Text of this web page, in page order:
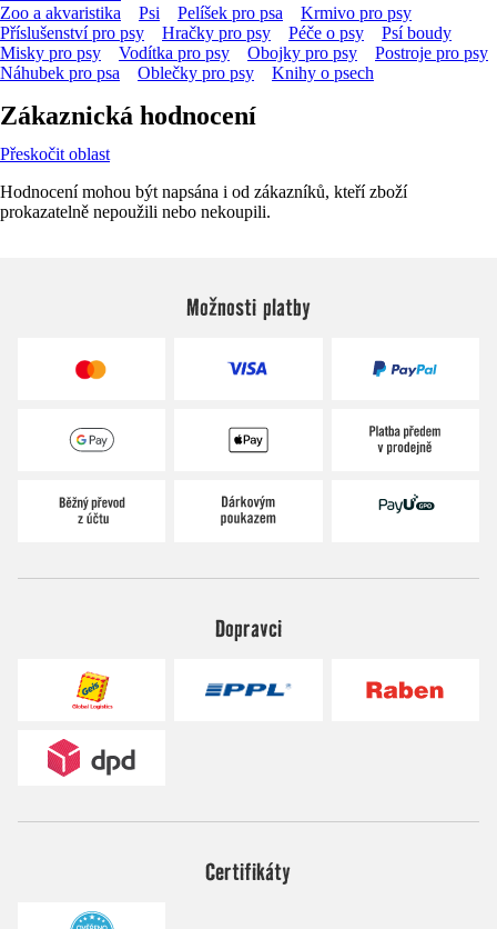
Zoo a akvaristika
Psi Pelíšek pro psa
Krmivo pro psy
Příslušenství pro psy
Hračky pro psy Péče o psy
Psí boudy
Misky pro psy
Vodítka pro psy Obojky pro psy
Postroje pro psy
Náhubek pro psa
Oblečky pro psy Knihy o psech
Zákaznická hodnocení
Přeskočit oblast
Hodnocení mohou být napsána i od zákazníků, kteří zboží
prokazatelně nepoužili nebo nekoupili.
Možnosti platby
Dopravci
Certifikáty